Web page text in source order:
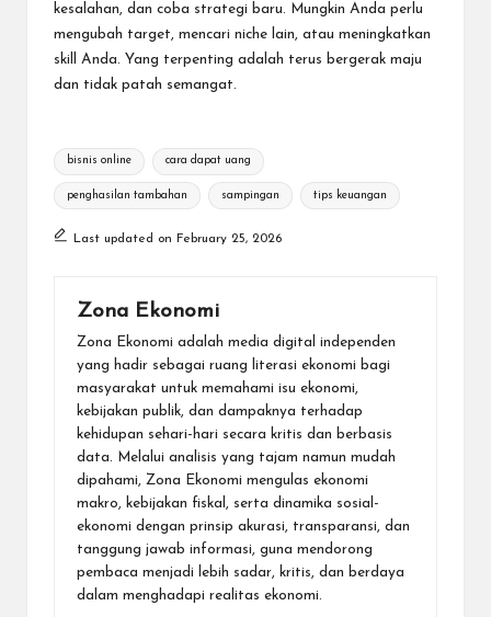
kesalahan, dan coba strategi baru. Mungkin Anda perlu
mengubah target, mencari niche lain, atau meningkatkan
skill Anda. Yang terpenting adalah terus bergerak maju
dan tidak patah semangat.
Tags:
bisnis online cara dapat uang
penghasilan tambahan sampingan tips keuangan
Last updated on February 25, 2026
Zona Ekonomi
Zona Ekonomi adalah media digital independen
yang hadir sebagai ruang literasi ekonomi bagi
masyarakat untuk memahami isu ekonomi,
kebijakan publik, dan dampaknya terhadap
kehidupan sehari-hari secara kritis dan berbasis
data. Melalui analisis yang tajam namun mudah
dipahami, Zona Ekonomi mengulas ekonomi
makro, kebijakan fiskal, serta dinamika sosial-
ekonomi dengan prinsip akurasi, transparansi, dan
tanggung jawab informasi, guna mendorong
pembaca menjadi lebih sadar, kritis, dan berdaya
dalam menghadapi realitas ekonomi.